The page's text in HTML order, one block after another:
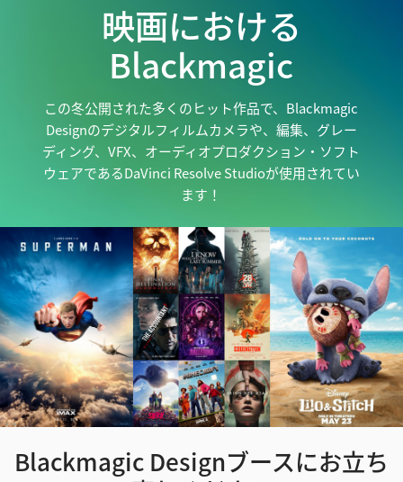
映画における
Blackmagic
この冬公開された多くのヒット作品で、Blackmagic
Designのデジタルフィルムカメラや、編集、グレー
ディング、VFX、オーディオプロダクション・ソフト
ウェアであるDaVinci Resolve Studioが使用されてい
ます！
Blackmagic Designブースにお立ち